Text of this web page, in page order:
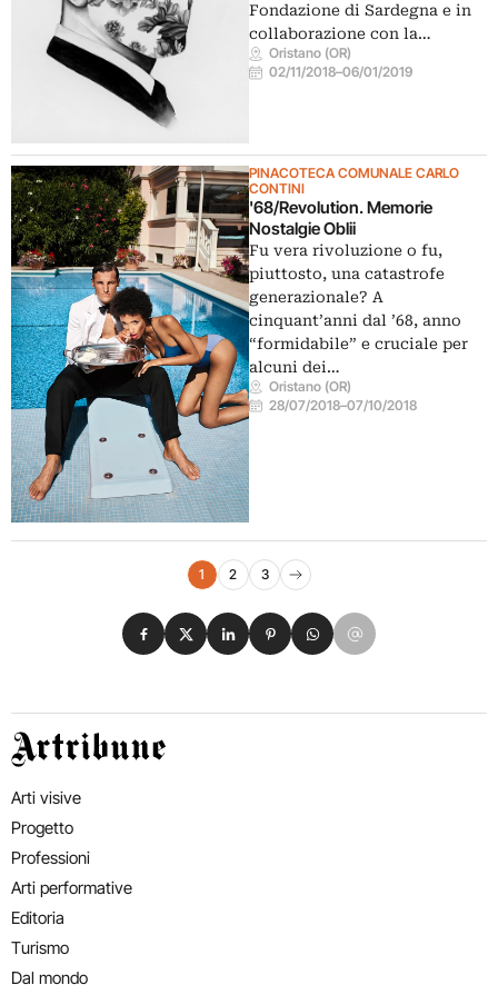
Fondazione di Sardegna e in
collaborazione con la…
Oristano (OR)
02/11/2018–06/01/2019
PINACOTECA COMUNALE CARLO
CONTINI
'68/Revolution. Memorie
Nostalgie Oblii
Fu vera rivoluzione o fu,
piuttosto, una catastrofe
generazionale? A
cinquant’anni dal ’68, anno
“formidabile” e cruciale per
alcuni dei…
Oristano (OR)
28/07/2018–07/10/2018
Navigazione eventi
1 2 3
Pagina successiva
Condividi su Facebook
Condividi su X
Condividi su LinkedIn
Condividi su Pinterest
Condividi su WhatsApp
Condividi su Email
Artribune
Arti visive
Progetto
Professioni
Arti performative
Editoria
Turismo
Dal mondo